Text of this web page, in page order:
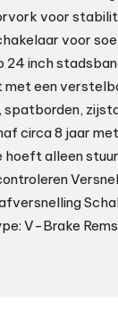
voor
voor
inch
een
spatborden,
circa 8 jaar
alleen
V-Brake